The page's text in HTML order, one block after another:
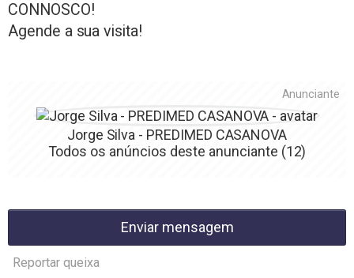
CONNOSCO!
Agende a sua visita!
Anunciante
Jorge Silva - PREDIMED CASANOVA
Todos os anúncios deste anunciante (12)
Enviar mensagem
Reportar queixa